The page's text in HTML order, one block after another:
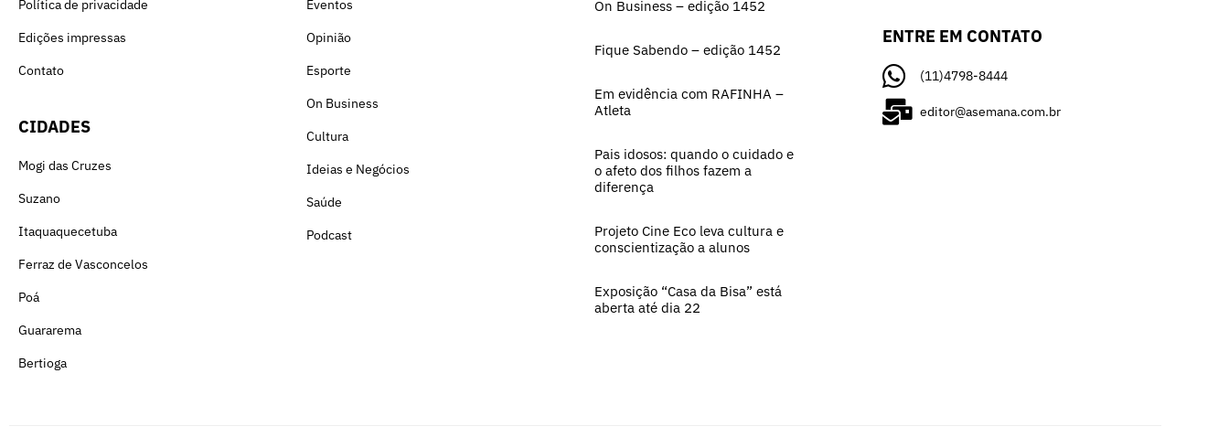
Política de privacidade
Edições impressas
Contato
CIDADES
Mogi das Cruzes
Suzano
Itaquaquecetuba
Ferraz de Vasconcelos
Poá
Guararema
Bertioga
Eventos
Opinião
Esporte
On Business
Cultura
Ideias e Negócios
Saúde
Podcast
On Business – edição 1452
Fique Sabendo – edição 1452
Em evidência com RAFINHA –
Atleta
Pais idosos: quando o cuidado e
o afeto dos filhos fazem a
diferença
Projeto Cine Eco leva cultura e
conscientização a alunos
Exposição “Casa da Bisa” está
aberta até dia 22
ENTRE EM CONTATO
(11)4798-8444
editor@asemana.com.br